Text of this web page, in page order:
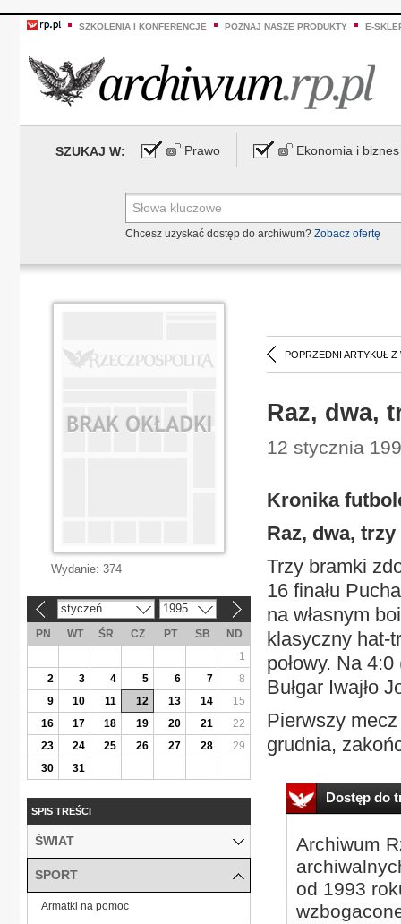
SZKOLENIA I KONFERENCJE POZNAJ NASZE PRODUKTY E-
SZUKAJ W: Prawo Ekonomia i biznes
Chcesz uzyskać dostęp do archiwum? Zobacz ofertę
POPRZEDNI ARTYKUŁ Z
Raz, dwa,
12 stycznia
Kronika
Raz, dwa, trzy
Trzy bramki
16 finału
na własnym
klasyczny hat-
połowy. Na
Bułgar Iwajło
Pierwszy
grudnia,
Dostęp do
Archiwum
od 1993
Wydanie: 374
styczeń 1995
PN WT ŚR CZ PT SB
ND
1
2
3 4 5 6 7
8
9
10 11 12 13 14
15
16
17 18 19 20 21
22
23
24 25 26 27 28
29
30
31
SPIS TREŚCI
ŚWIAT
SPORT
Armatki na pomoc